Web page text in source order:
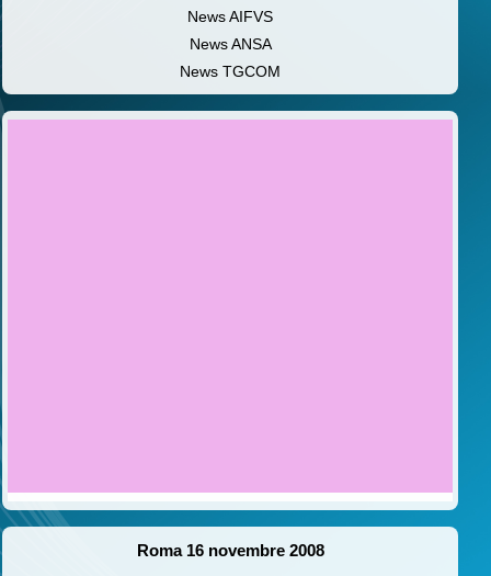
News AIFVS
News ANSA
News TGCOM
Roma 16 novembre 2008